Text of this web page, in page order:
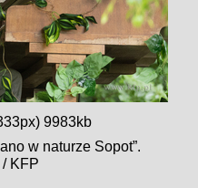
9983kb
w naturze Sopot”.
KFP